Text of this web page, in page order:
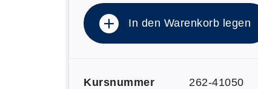
In den Warenkorb legen
Kursnummer 262-41050